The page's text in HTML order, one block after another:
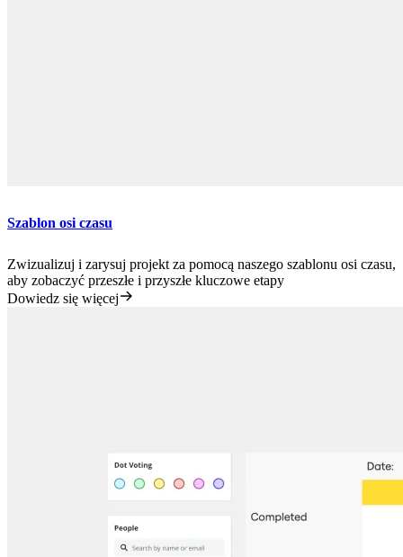
Szablon osi czasu
Zwizualizuj i zarysuj projekt za pomocą naszego szablonu osi czasu,
aby zobaczyć przeszłe i przyszłe kluczowe etapy
Dowiedz się więcej